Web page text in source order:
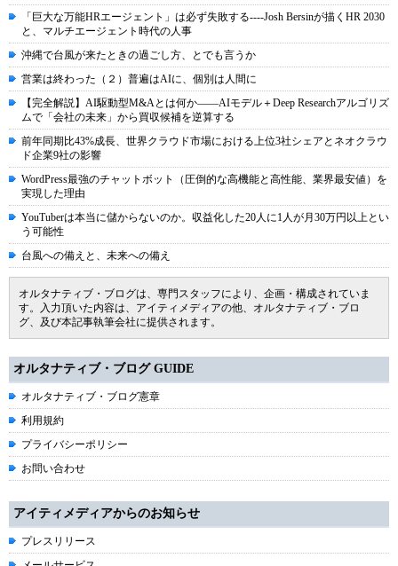
「巨大な万能HRエージェント」は必ず失敗する----Josh Bersinが描くHR 2030
と、マルチエージェント時代の人事
沖縄で台風が来たときの過ごし方、とでも言うか
営業は終わった（２）普遍はAIに、個別は人間に
【完全解説】AI駆動型M&Aとは何か――AIモデル＋Deep Researchアルゴリズ
ムで「会社の未来」から買収候補を逆算する
前年同期比43%成長、世界クラウド市場における上位3社シェアとネオクラウ
ド企業9社の影響
WordPress最強のチャットボット（圧倒的な高機能と高性能、業界最安値）を
実現した理由
YouTuberは本当に儲からないのか。収益化した20人に1人が月30万円以上とい
う可能性
台風への備えと、未来への備え
オルタナティブ・ブログは、専門スタッフにより、企画・構成されていま
す。入力頂いた内容は、アイティメディアの他、オルタナティブ・ブロ
グ、及び本記事執筆会社に提供されます。
オルタナティブ・ブログ GUIDE
オルタナティブ・ブログ憲章
利用規約
プライバシーポリシー
お問い合わせ
アイティメディアからのお知らせ
プレスリリース